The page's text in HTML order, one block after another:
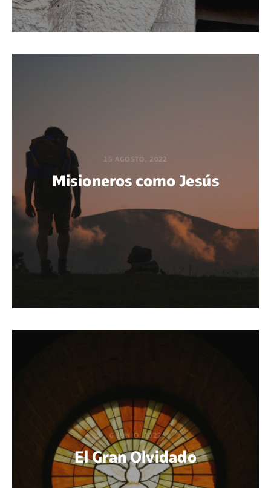
15 AGOSTO, 2022
Misioneros como Jesús
POR FIORELLA PORRAS SANDOVAL
6 JUNIO, 2022
El Gran Olvidado
POR JOHN SERGIO REYES LEÓN